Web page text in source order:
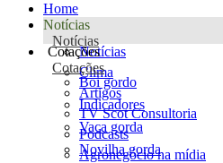
Home
Notícias
Notícias
Notícias
Clima
Artigos
TV Scot Consultoria
Podcasts
Agronegócio na mídia
Cotações
Cotações
Boi gordo
Indicadores
Vaca gorda
Novilha gorda